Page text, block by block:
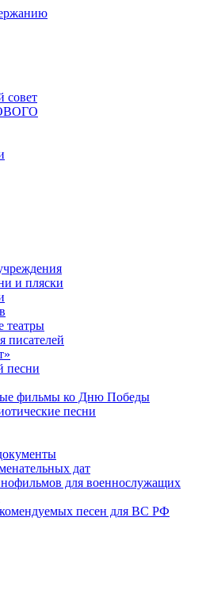
совет
и пляски
театры
писателей
песни
фильмы ко Дню Победы
песни
дат
для военнослужащих
песен для ВС РФ